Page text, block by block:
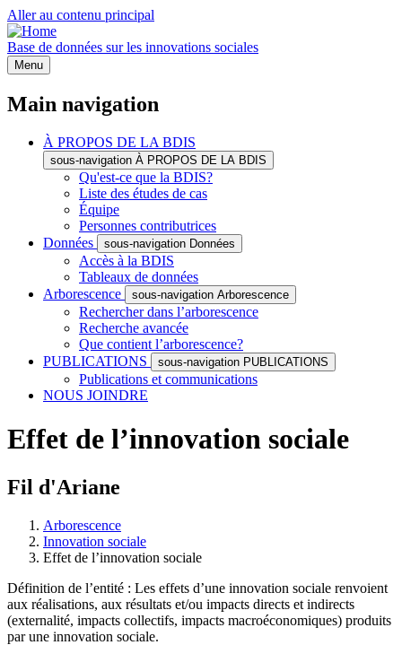
Aller au contenu principal
Base de données sur les innovations sociales
Menu
Main navigation
À PROPOS DE LA BDIS
sous-navigation À PROPOS DE LA BDIS
Qu'est-ce que la BDIS?
Liste des études de cas
Équipe
Personnes contributrices
Données
sous-navigation Données
Accès à la BDIS
Tableaux de données
Arborescence
sous-navigation Arborescence
Rechercher dans l’arborescence
Recherche avancée
Que contient l’arborescence?
PUBLICATIONS
sous-navigation PUBLICATIONS
Publications et communications
NOUS JOINDRE
Effet de l’innovation sociale
Fil d'Ariane
Arborescence
Innovation sociale
Effet de l’innovation sociale
Définition de l’entité : Les effets d’une innovation sociale renvoient
aux réalisations, aux résultats et/ou impacts directs et indirects
(externalité, impacts collectifs, impacts macroéconomiques) produits
par une innovation sociale.